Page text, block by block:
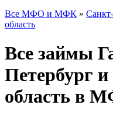
Все МФО и МФК »
область
Все займы
Петербург
область в